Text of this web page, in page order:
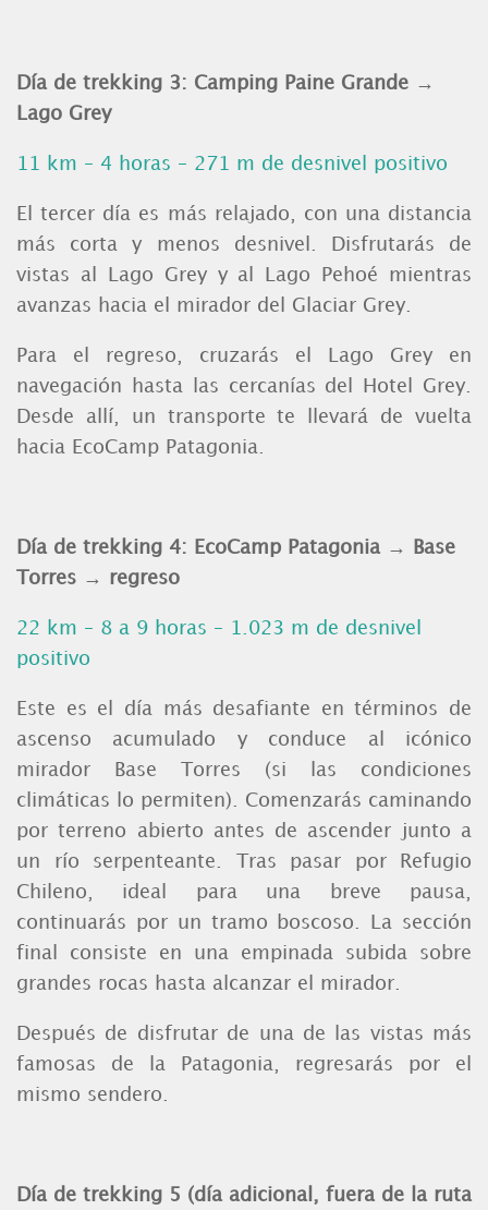
Día de trekking 3: Camping Paine Grande →
Lago Grey
11 km – 4 horas – 271 m de desnivel positivo
El tercer día es más relajado, con una distancia
más corta y menos desnivel. Disfrutarás de
vistas al Lago Grey y al Lago Pehoé mientras
avanzas hacia el mirador del Glaciar Grey.
Para el regreso, cruzarás el Lago Grey en
navegación hasta las cercanías del Hotel Grey.
Desde allí, un transporte te llevará de vuelta
hacia EcoCamp Patagonia.
Día de trekking 4: EcoCamp Patagonia → Base
Torres → regreso
22 km – 8 a 9 horas – 1.023 m de desnivel
positivo
Este es el día más desafiante en términos de
ascenso acumulado y conduce al icónico
mirador Base Torres (si las condiciones
climáticas lo permiten). Comenzarás caminando
por terreno abierto antes de ascender junto a
un río serpenteante. Tras pasar por Refugio
Chileno, ideal para una breve pausa,
continuarás por un tramo boscoso. La sección
final consiste en una empinada subida sobre
grandes rocas hasta alcanzar el mirador.
Después de disfrutar de una de las vistas más
famosas de la Patagonia, regresarás por el
mismo sendero.
Día de trekking 5 (día adicional, fuera de la ruta